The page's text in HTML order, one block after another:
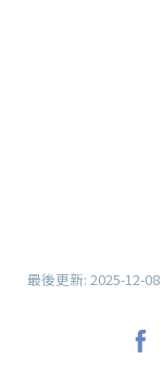
最後更新: 2025-12-08